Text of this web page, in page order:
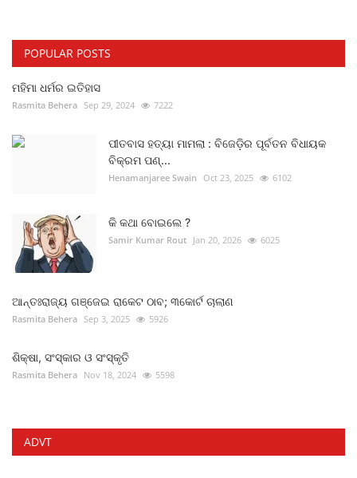
POPULAR POSTS
ମହିମା ଧର୍ମର ଇତିହାସ
Rasmita Behera Sep 29, 2024 7222
ପୀତବାସ ହତ୍ୟା ମାମଲା : ବିଜେଡ଼ିର ପୂର୍ବତନ ବିଧାୟକ
ବିକ୍ରମ ପଣ୍...
Henamanjaree Swain Oct 23, 2025 6102
କି କଥା ବୋଇଲେ ?
Samir Kumar Rout Jan 20, 2026 6025
ଆନ୍ତଃରାଜ୍ୟ ଗଞ୍ଜେଇ ରାକେଟ ଠାବ; ୩କୋର୍ଟ ଚାଲାଣ
Rasmita Behera Sep 3, 2025 5926
ଶିକ୍ଷା, ସଂସ୍କାର ଓ ସଂସ୍କୃତି
Rasmita Behera Nov 18, 2024 5598
ADVT